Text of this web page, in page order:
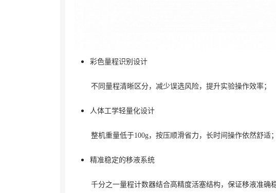
彩色量程识别设计
不同量程清晰区分，减少误选风险，提升实验操作效率；
人体工学轻量化设计
整机重量低于100g，按压顺滑省力，长时间操作依然舒适；
精准稳定的移液系统
千分之一量程计数器结合高精度活塞结构，保证移液准确稳